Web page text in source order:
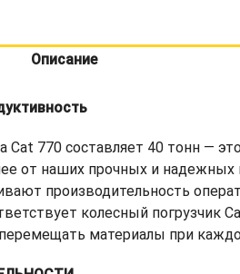
Описание
Cat 770 составляет 40 тонн —
от наших прочных и
производительность
колесный погрузчик
материалы при